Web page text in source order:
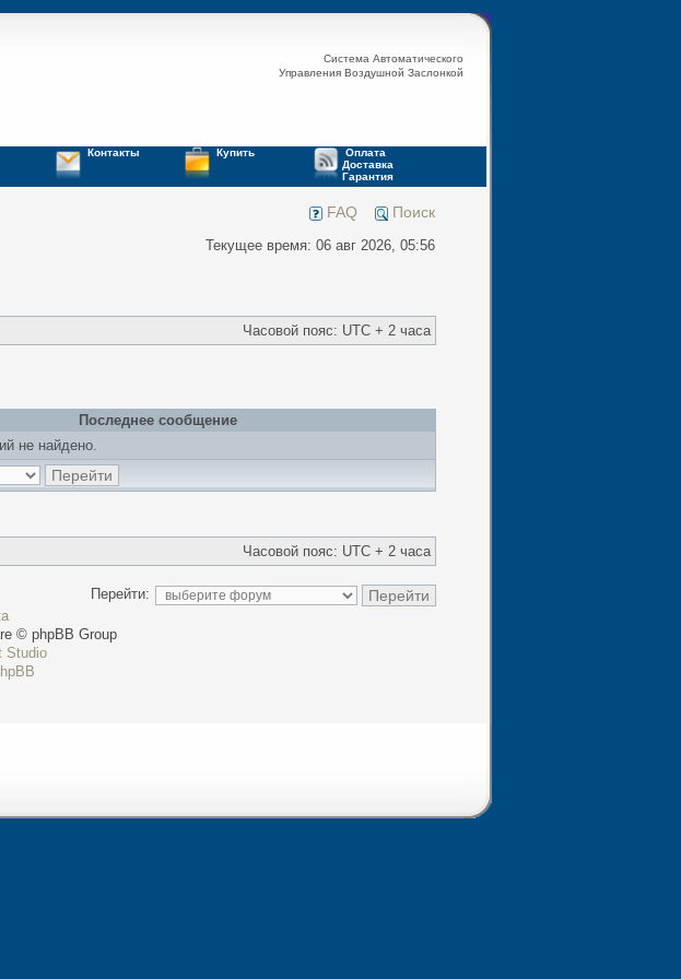
Система Автоматического
Управления Воздушной Заслонкой
Контакты Купить
Оплата
Доставка
Гарантия
FAQ Поиск
Текущее время: 06 авг 2026, 05:56
Часовой пояс: UTC + 2 часа
Последнее сообщение
не найдено.
Часовой пояс: UTC + 2 часа
Перейти:
© phpBB Group
Studio